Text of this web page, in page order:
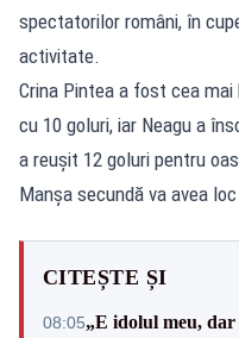
spectatorilor români, în
activitate.
Crina Pintea a fost cea mai
cu 10 goluri, iar Neagu a
a reușit 12 goluri pentru
Manșa secundă va avea
CITEȘTE ȘI
08:05„E idolul meu,